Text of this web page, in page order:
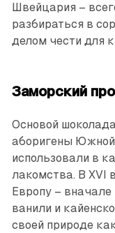
Швейцария –
разбираться в
делом чести для
Заморский
Основой
аборигены
использовали в
лакомства. В XVI
Европу –
ванили и
своей природе